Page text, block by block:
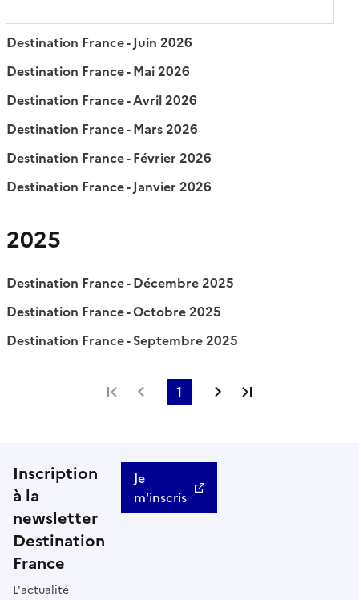
Destination France - Juin 2026
Destination France - Mai 2026
Destination France - Avril 2026
Destination France - Mars 2026
Destination France - Février 2026
Destination France - Janvier 2026
2025
Destination France - Décembre 2025
Destination France - Octobre 2025
Destination France - Septembre 2025
Première page
Page précédente
1 Page suivante
Inscription
à la
newsletter
Destination
France
L'actualité
Je
m'inscris